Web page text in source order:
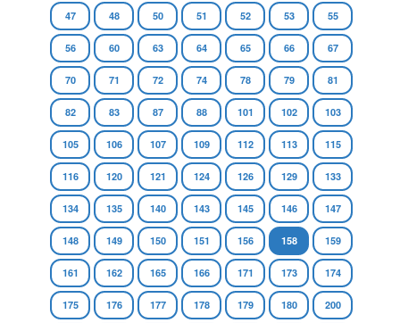
47 48 50 51 52 53 55
56 60 63 64 65 66 67
70 71 72 74 78 79 81
82 83 87 88 101 102 103
105 106 107 109 112 113 115
116 120 121 124 126 129 133
134 135 140 143 145 146 147
148 149 150 151 156 158 159
161 162 165 166 171 173 174
175 176 177 178 179 180 200